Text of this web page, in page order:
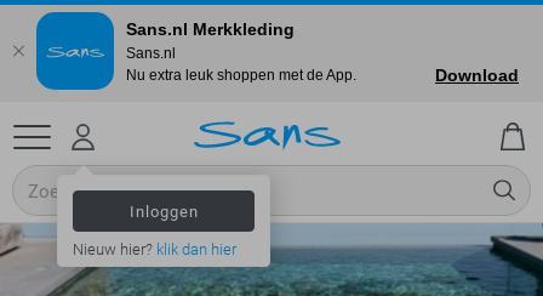
Inloggen
Nieuw hier? klik dan hier
Sans.nl Merkkleding
Sans.nl
Nu extra leuk shoppen met de App.
Download